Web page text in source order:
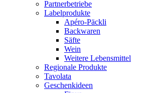
Partnerbetriebe
Labelprodukte
Apéro-Päckli
Backwaren
Säfte
Wein
Weitere Lebensmittel
Regionale Produkte
Tavolata
Geschenkideen